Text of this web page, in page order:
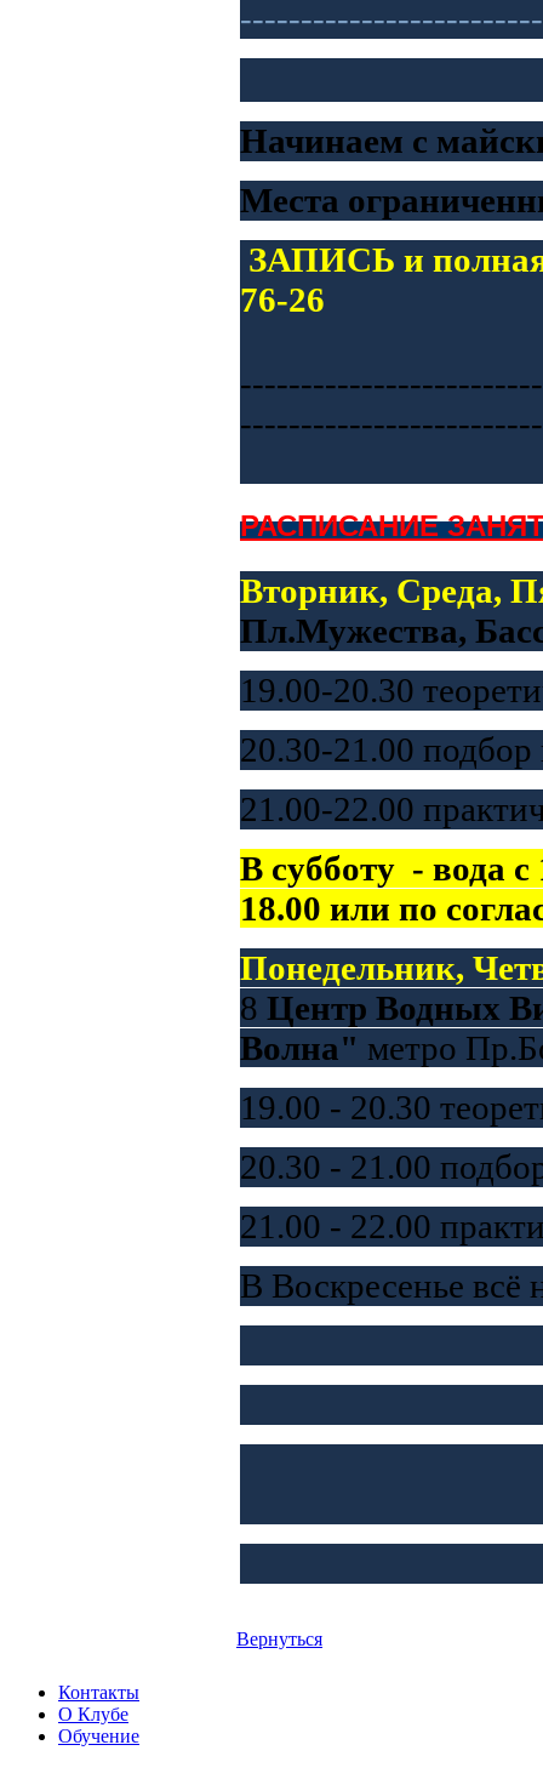
Начинаем с
Места
ЗАПИСЬ и
76-26
РАСПИСАНИЕ
Вторник, Среда,
Пл.Мужества,
19.00-20.30
20.30-21.00 подбор
21.00-22.00
В субботу - вода
18.00 или по
Понедельник,
8 Центр Водных
Волна" метро
19.00 - 20.30
20.30 - 21.00
21.00 - 22.00
В Воскресенье всё
Вернуться
Контакты
О Клубе
Обучение